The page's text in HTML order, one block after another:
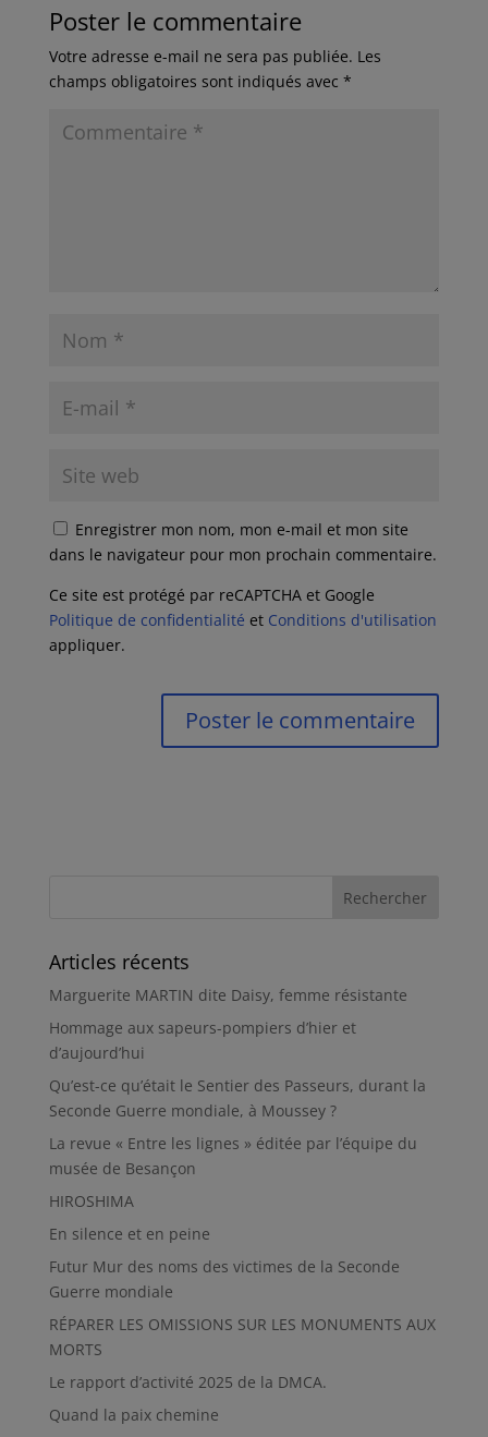
Poster le commentaire
Votre adresse e-mail ne sera pas publiée. Les
champs obligatoires sont indiqués avec *
Enregistrer mon nom, mon e-mail et mon site
dans le navigateur pour mon prochain commentaire.
Ce site est protégé par reCAPTCHA et Google
Politique de confidentialité et Conditions d'utilisation
appliquer.
Articles récents
Marguerite MARTIN dite Daisy, femme résistante
Hommage aux sapeurs-pompiers d’hier et
d’aujourd’hui
Qu’est-ce qu’était le Sentier des Passeurs, durant la
Seconde Guerre mondiale, à Moussey ?
La revue « Entre les lignes » éditée par l’équipe du
musée de Besançon
HIROSHIMA
En silence et en peine
Futur Mur des noms des victimes de la Seconde
Guerre mondiale
RÉPARER LES OMISSIONS SUR LES MONUMENTS AUX
MORTS
Le rapport d’activité 2025 de la DMCA.
Quand la paix chemine